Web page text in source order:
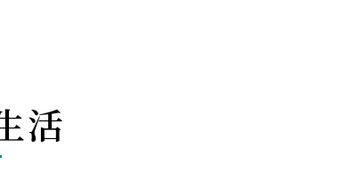
活